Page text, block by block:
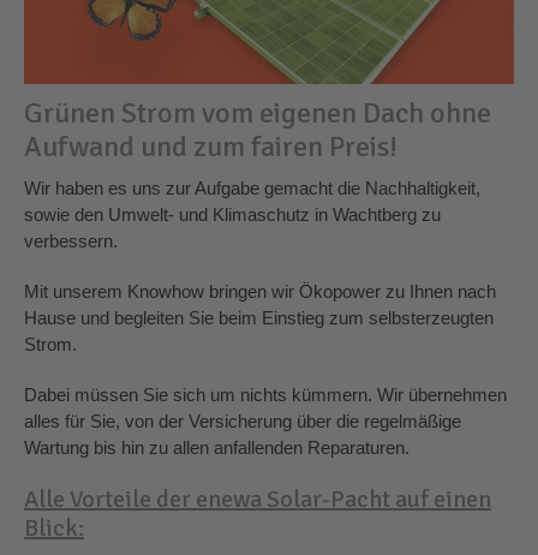
Grünen Strom vom eigenen Dach ohne
Aufwand und zum fairen Preis!
Wir haben es uns zur Aufgabe gemacht die Nachhaltigkeit,
sowie den Umwelt- und Klimaschutz in Wachtberg zu
verbessern.
Mit unserem Knowhow bringen wir Ökopower zu Ihnen nach
Hause und begleiten Sie beim Einstieg zum selbsterzeugten
Strom.
Dabei müssen Sie sich um nichts kümmern. Wir übernehmen
alles für Sie, von der Versicherung über die regelmäßige
Wartung bis hin zu allen anfallenden Reparaturen.
Alle Vorteile der enewa Solar-Pacht auf einen
Blick: